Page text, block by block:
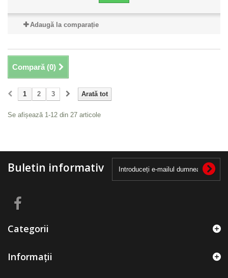
Adaugă la comparație
Compară (0)
Arată tot
1 2 3
Se afișează 1-12 din 27 articole
Buletin informativ
Categorii
Informații